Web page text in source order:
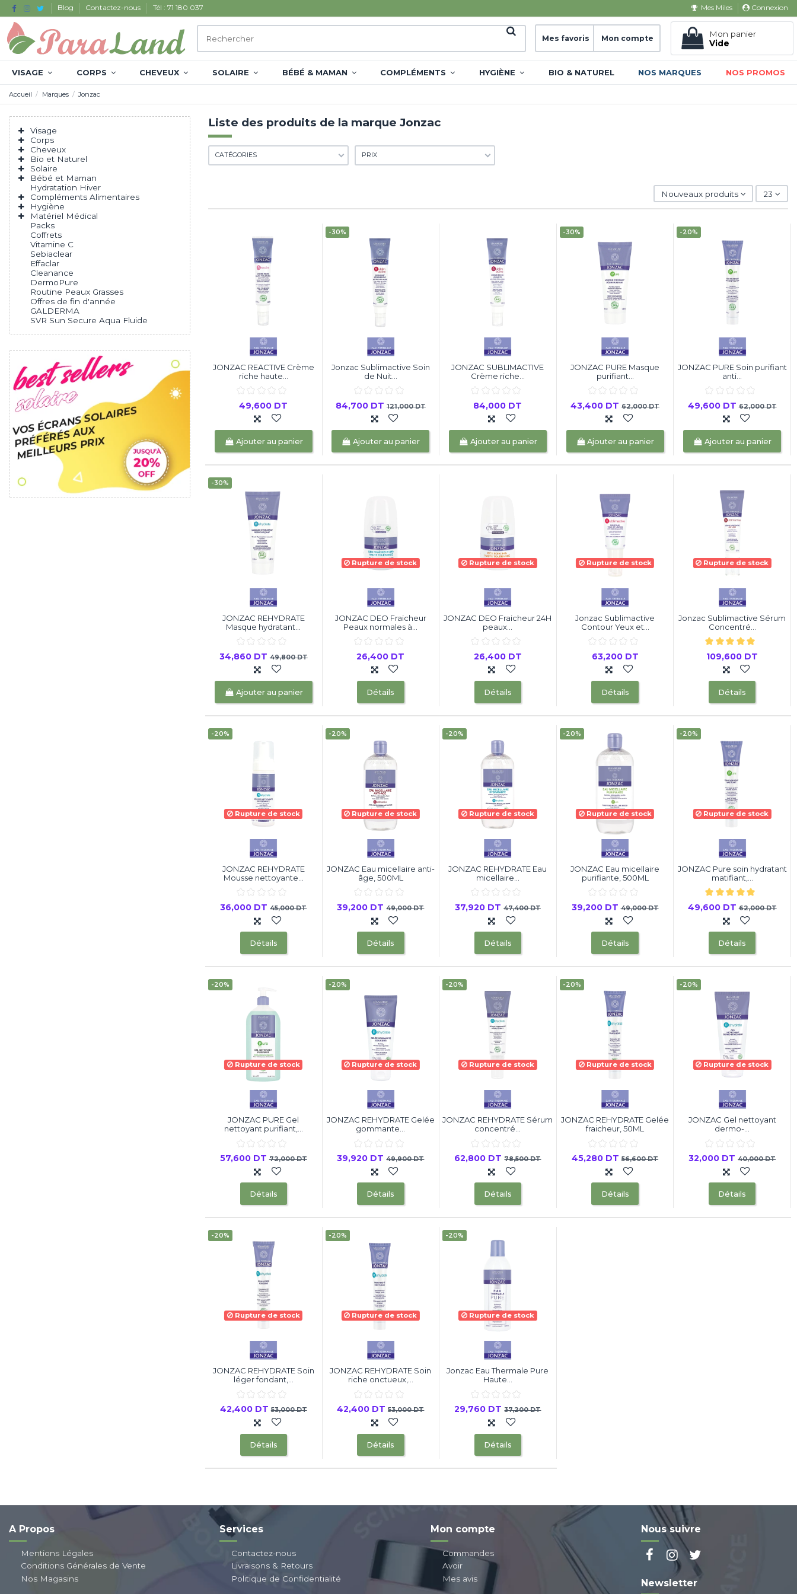
Blog Contactez-nous Tél : 71 180 037 Mes Miles Connexion
Mes favoris Mon compte
Mon panier
Vide
VISAGE CORPS CHEVEUX SOLAIRE BÉBÉ & MAMAN COMPLÉMENTS HYGIÈNE BIO & NATUREL NOS MARQUES NOS PROMOS
Accueil Marques Jonzac
Visage
Corps
Cheveux
Bio et Naturel
Solaire
Bébé et Maman
Hydratation Hiver
Compléments Alimentaires
Hygiène
Matériel Médical
Packs
Coffrets
Vitamine C
Sebiaclear
Effaclar
Cleanance
DermoPure
Routine Peaux Grasses
Offres de fin d'année
GALDERMA
SVR Sun Secure Aqua Fluide
Liste des produits de la marque Jonzac
CATÉGORIES PRIX
Nouveaux produits 23
JONZAC REACTIVE Crème
riche haute...
49,600 DT
Ajouter au panier
-30%
Jonzac Sublimactive Soin
de Nuit...
84,700 DT 121,000 DT
Ajouter au panier
JONZAC SUBLIMACTIVE
Crème riche...
84,000 DT
Ajouter au panier
-30%
JONZAC PURE Masque
purifiant...
43,400 DT62,000 DT
Ajouter au panier
-20%
JONZAC PURE Soin purifiant
anti...
49,600 DT62,000 DT
Ajouter au panier
-30%
JONZAC REHYDRATE
Masque hydratant...
34,860 DT49,800 DT
Ajouter au panier
Rupture de stock
JONZAC DEO Fraicheur
Peaux normales à...
26,400 DT
Détails
Rupture de stock
JONZAC DEO Fraicheur 24H
peaux...
26,400 DT
Détails
Rupture de stock
Jonzac Sublimactive
Contour Yeux et...
63,200 DT
Détails
Rupture de stock
Jonzac Sublimactive Sérum
Concentré...
109,600 DT
Détails
-20%
Rupture de stock
JONZAC REHYDRATE
Mousse nettoyante...
36,000 DT45,000 DT
Détails
-20%
Rupture de stock
JONZAC Eau micellaire anti-
âge, 500ML
39,200 DT49,000 DT
Détails
-20%
Rupture de stock
JONZAC REHYDRATE Eau
micellaire...
37,920 DT 47,400 DT
Détails
-20%
Rupture de stock
JONZAC Eau micellaire
purifiante, 500ML
39,200 DT49,000 DT
Détails
-20%
Rupture de stock
JONZAC Pure soin hydratant
matifiant,...
49,600 DT62,000 DT
Détails
-20%
Rupture de stock
JONZAC PURE Gel
nettoyant purifiant,...
57,600 DT72,000 DT
Détails
-20%
Rupture de stock
JONZAC REHYDRATE Gelée
gommante...
39,920 DT49,900 DT
Détails
-20%
Rupture de stock
JONZAC REHYDRATE Sérum
concentré...
62,800 DT78,500 DT
Détails
-20%
Rupture de stock
JONZAC REHYDRATE Gelée
fraicheur, 50ML
45,280 DT56,600 DT
Détails
-20%
Rupture de stock
JONZAC Gel nettoyant
dermo-...
32,000 DT40,000 DT
Détails
-20%
Rupture de stock
JONZAC REHYDRATE Soin
léger fondant,...
42,400 DT53,000 DT
Détails
-20%
Rupture de stock
JONZAC REHYDRATE Soin
riche onctueux,...
42,400 DT53,000 DT
Détails
-20%
Rupture de stock
Jonzac Eau Thermale Pure
Haute...
29,760 DT37,200 DT
Détails
A Propos
Mentions Légales
Conditions Générales de Vente
Nos Magasins
Services
Contactez-nous
Livraisons & Retours
Politique de Confidentialité
Mon compte
Commandes
Avoir
Mes avis
Nous suivre
Newsletter